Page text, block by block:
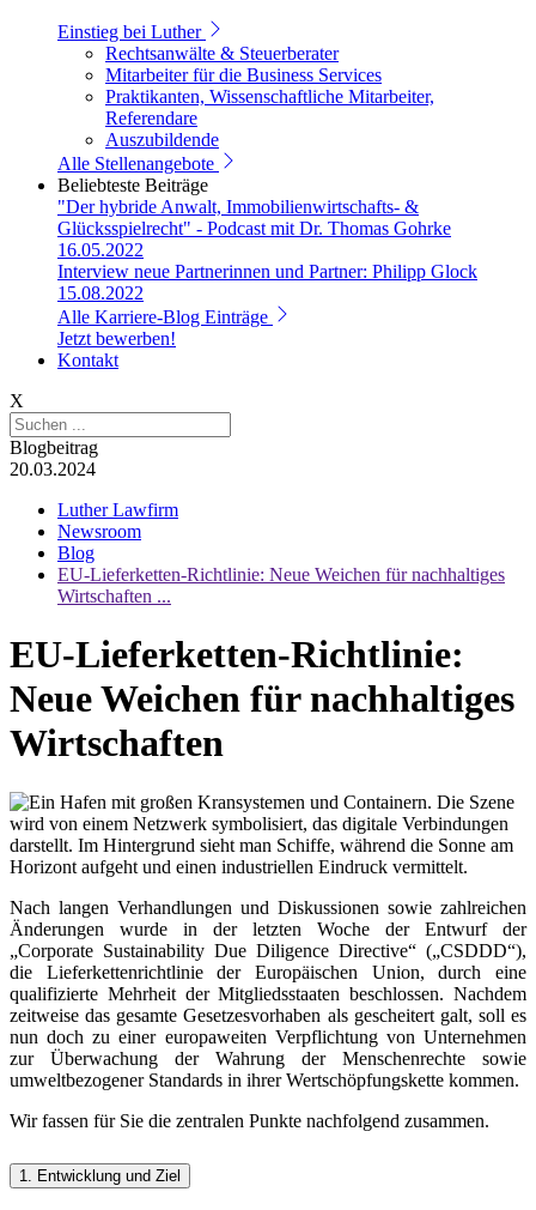
Einstieg bei Luther
Rechtsanwälte & Steuerberater
Mitarbeiter für die Business Services
Praktikanten, Wissenschaftliche Mitarbeiter,
Referendare
Auszubildende
Alle Stellenangebote
Beliebteste Beiträge
"Der hybride Anwalt, Immobilienwirtschafts- &
Glücksspielrecht" - Podcast mit Dr. Thomas Gohrke
16.05.2022
Interview neue Partnerinnen und Partner: Philipp Glock
15.08.2022
Alle Karriere-Blog Einträge
Jetzt bewerben!
Kontakt
X
Blogbeitrag
20.03.2024
Luther Lawfirm
Newsroom
Blog
EU-Lieferketten-Richtlinie: Neue Weichen für nachhaltiges
Wirtschaften ...
EU-Lieferketten-Richtlinie:
Neue Weichen für nachhaltiges
Wirtschaften
Nach langen Verhandlungen und Diskussionen sowie zahlreichen
Änderungen wurde in der letzten Woche der Entwurf der
„Corporate Sustainability Due Diligence Directive“ („CSDDD“),
die Lieferkettenrichtlinie der Europäischen Union, durch eine
qualifizierte Mehrheit der Mitgliedsstaaten beschlossen. Nachdem
zeitweise das gesamte Gesetzesvorhaben als gescheitert galt, soll es
nun doch zu einer europaweiten Verpflichtung von Unternehmen
zur Überwachung der Wahrung der Menschenrechte sowie
umweltbezogener Standards in ihrer Wertschöpfungskette kommen.
Wir fassen für Sie die zentralen Punkte nachfolgend zusammen.
1. Entwicklung und Ziel